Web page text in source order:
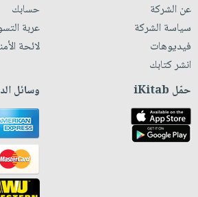
عن الشركة
سياسة الشركة
فيديوهات
انشر كتابك
حسابك
عربة
لائحة
حمّل iKitab وسائل